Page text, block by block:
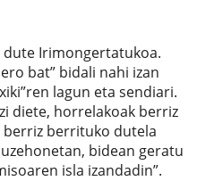
Irimongertatukoa.
bat” bidali nahi izan
lagun eta sendiari.
diete, horrelakoak berriz
berriz berrituko dutela
bidean geratu
isla izandadin”.